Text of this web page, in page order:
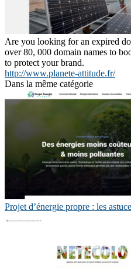
Are you looking for an expired
over 80, 000 domain names to
to protect your brand.
http://www.planete-attitude.fr/
Dans la même catégorie
Projet d’énergie propre : les